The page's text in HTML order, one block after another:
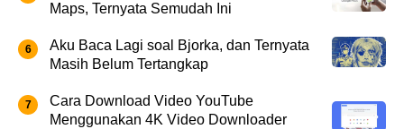
Maps, Ternyata Semudah Ini
Aku Baca Lagi soal Bjorka, dan Ternyata
Masih Belum Tertangkap
Cara Download Video YouTube
Menggunakan 4K Video Downloader